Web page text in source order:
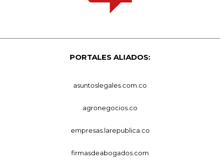
PORTALES ALIADOS:
asuntoslegales.com.co
agronegocios.co
empresas.larepublica.co
firmasdeabogados.com